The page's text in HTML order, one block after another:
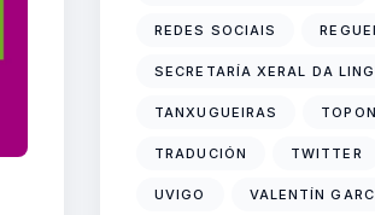
REDES SOCIAIS
SECRETARÍA XERAL DA
TANXUGUEIRAS
TRADUCIÓN TWITTER
UVIGO VALENTÍN